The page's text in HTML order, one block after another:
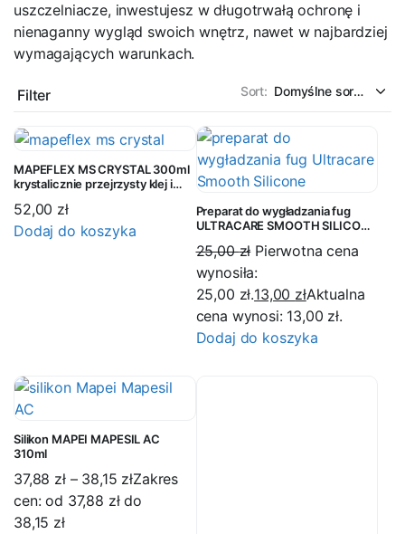
uszczelniacze, inwestujesz w długotrwałą ochronę i
nienaganny wygląd swoich wnętrz, nawet w najbardziej
wymagających warunkach.
Filter Sort:
MAPEFLEX MS CRYSTAL 300ml
krystalicznie przejrzysty klej i
52,00 zł
Dodaj do koszyka
Preparat do wygładzania fug
ULTRACARE SMOOTH SILICONE
25,00zł Pierwotna cena
wynosiła:
25,00 zł.13,00 złAktualna
cena wynosi: 13,00 zł.
Dodaj do koszyka
Silikon MAPEI MAPESIL AC
310ml
37,88 zł – 38,15 złZakres
cen: od 37,88 zł do
38,15 zł